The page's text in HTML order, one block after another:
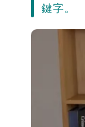
鍵字。